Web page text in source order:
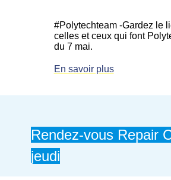
#Polytechteam -Gardez le
celles et ceux qui font
du 7 mai.
En savoir plus
Rendez-vous Repair
jeudi